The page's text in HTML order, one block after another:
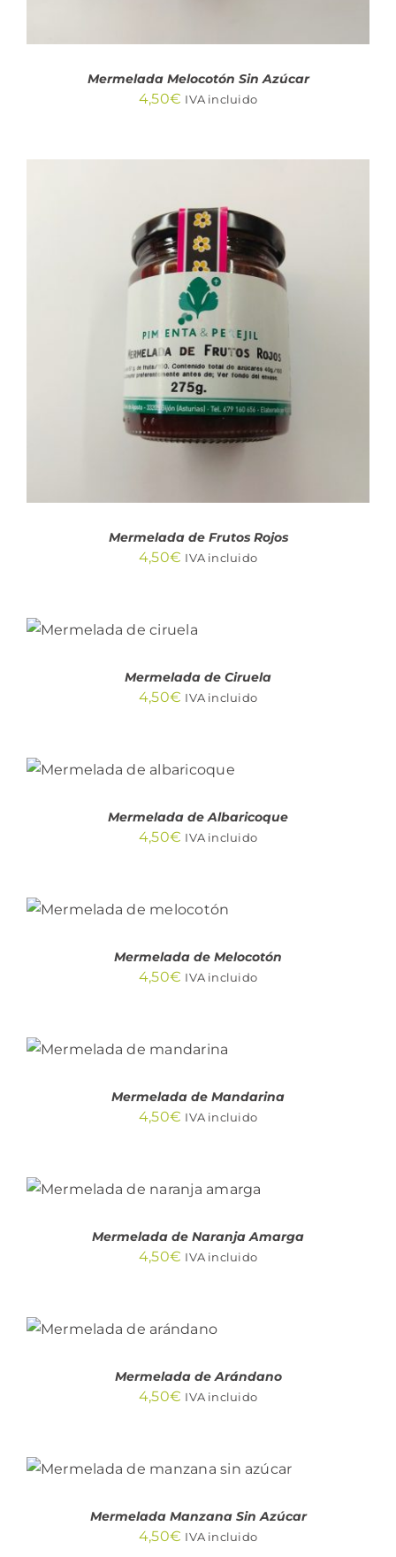
Mermelada Melocotón Sin Azúcar
4,50€ IVA incluido
AÑADIR AL CARRITO
Mermelada de Frutos Rojos
4,50€ IVA incluido
CARRITO
/
Mermelada de Ciruela
4,50€ IVA incluido
/
Mermelada de Albaricoque
4,50€ IVA incluido
CARRITO
/
Mermelada de Melocotón
4,50€ IVA incluido
CARRITO
/
Mermelada de Mandarina
4,50€ IVA incluido
AÑADIR AL CARRITO
/
Mermelada de Naranja Amarga
4,50€ IVA incluido
CARRITO
/
Mermelada de Arándano
4,50€ IVA incluido
AÑADIR AL CARRITO
/
Mermelada Manzana Sin Azúcar
4,50€ IVA incluido